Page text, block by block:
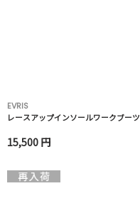
EVRIS
レースアップインソールワークブーツ
15,500 円